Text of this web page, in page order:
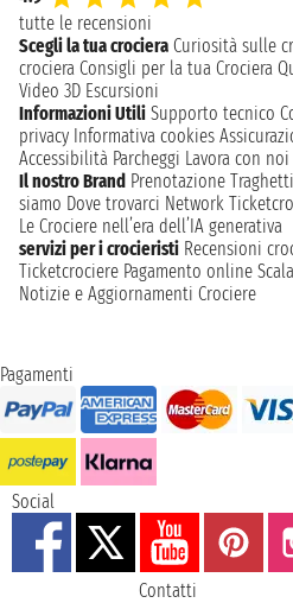
tutte le recensioni
Scegli la tua crociera Curiosità sulle
crociera Consigli per la tua Crociera
Video 3D Escursioni
Informazioni Utili Supporto tecnico
privacy Informativa cookies
Accessibilità Parcheggi Lavora con noi
Il nostro Brand Prenotazione Traghetti
siamo Dove trovarci Network
Le Crociere nell’era dell’IA generativa
servizi per i crocieristi Recensioni
Ticketcrociere Pagamento online
Notizie e Aggiornamenti Crociere
Pagamenti
Social
Contatti